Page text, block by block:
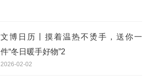
文博日历丨摸着温热不烫手，送你一
件“冬日暖手好物”2
2026-02-02